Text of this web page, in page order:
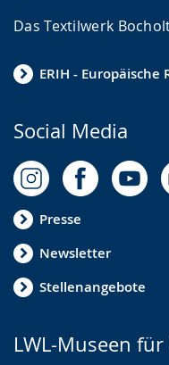
Das Textilwerk
ERIH -
Social Media
Presse
Newsletter
Stellenangebote
LWL-Museen